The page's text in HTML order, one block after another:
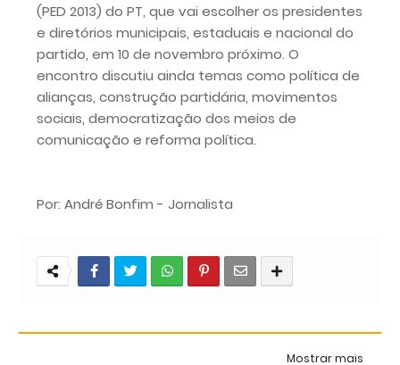
(PED 2013) do PT, que vai escolher os presidentes
e diretórios municipais, estaduais e nacional do
partido, em 10 de novembro próximo. O
encontro discutiu ainda temas como política de
alianças, construção partidária, movimentos
sociais, democratização dos meios de
comunicação e reforma política.
Por: André Bonfim - Jornalista
Mostrar mais